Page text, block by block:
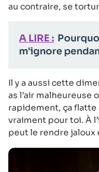
au contraire, se
A LIRE :
m'ignore
Il y a aussi cette
as l’air malheureuse
rapidement, ça flatte
vraiment pour toi. À
peut le rendre